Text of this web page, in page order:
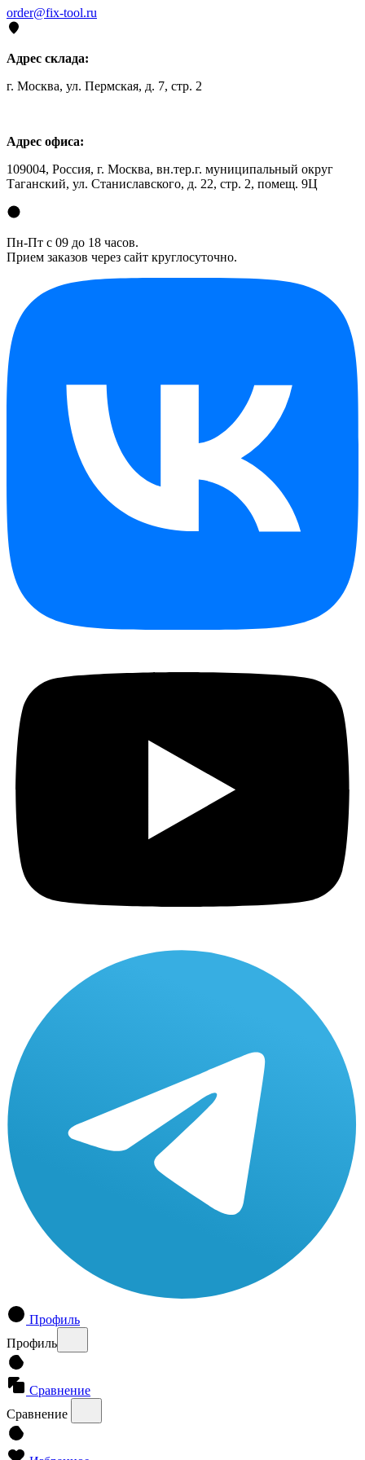
order@fix-tool.ru
Адрес склада:
г. Москва, ул. Пермская, д. 7, стр. 2
Адрес офиса:
109004, Россия, г. Москва, вн.тер.г. муниципальный округ
Таганский, ул. Станиславского, д. 22, стр. 2, помещ. 9Ц
Пн-Пт с 09 до 18 часов.
Прием заказов через сайт круглосуточно.
Профиль
Профиль
Сравнение
Сравнение